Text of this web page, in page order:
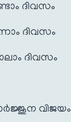
ദിവസം
ദിവസം
ദിവസം
വിജയം